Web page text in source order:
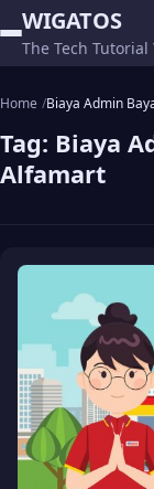
WIGATOS
The Tech Tutorial
Home Biaya Admin
Tag: Biaya
Alfamart